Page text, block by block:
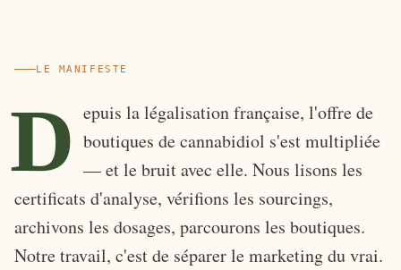
LE MANIFESTE
D epuis la légalisation française, l'offre de
boutiques de cannabidiol s'est multipliée
— et le bruit avec elle. Nous lisons les
certificats d'analyse, vérifions les sourcings,
archivons les dosages, parcourons les boutiques.
Notre travail, c'est de séparer le marketing du vrai.